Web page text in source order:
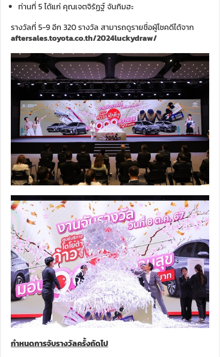
ท่านที่ 5 ได้แก่ คุณเจตจิรัฏฐ์ จันกิมฮะ
รางวัลที่ 5-9 อีก 320 รางวัล สามารถดูรายชื่อผู้โชคดีได้จาก
aftersales.toyota.co.th/2024luckydraw/
กำหนดการจับรางวัลครั้งถัดไป